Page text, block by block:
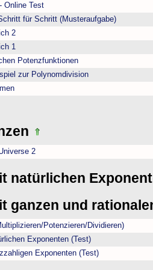
Online Test
für Schritt (Musteraufgabe)
2
1
Potenzfunktionen
zur Polynomdivision
2
natürlichen
ganzen und
Potenzieren/Dividieren)
Exponenten (Test)
Exponenten (Test)